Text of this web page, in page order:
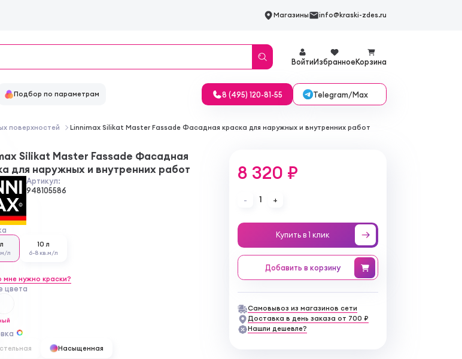
Магазины info@kraski-zdes.ru
ВойтиИзбранноеКорзина
Подбор по параметрам 8 (495) 120-81-55 Telegram/Max
поверхностей Linnimax Silikat Master Fassade Фасадная краска для наружных и внутренних работ
Silikat Master Fassade Фасадная
для наружных и внутренних работ
Артикул:
948105586
л
10 л
6-8 кв.м/л
мне нужно краски?
цвета
Насыщенная
8 320 ₽
- 1 +
Купить в 1 клик
Добавить в корзину
Самовывоз из магазинов сети
Доставка в день заказа от 700 ₽
Нашли дешевле?